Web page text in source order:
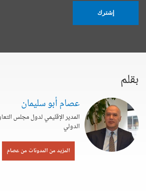
إشترك
بقلم
عصام أبو سليمان
المدير الإقليمي لدول مجلس
الدولي
المزيد من المدونات من عصام